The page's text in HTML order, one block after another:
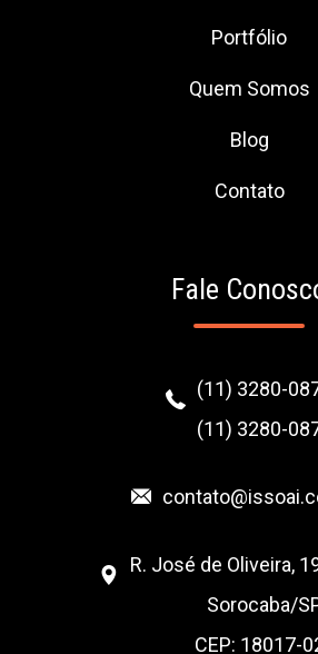
Portfólio
Quem Somos
Blog
Contato
Fale
(11) 3280-
(11) 3280-
R. José de Oliveira,
Sorocaba/
CEP: 18017-